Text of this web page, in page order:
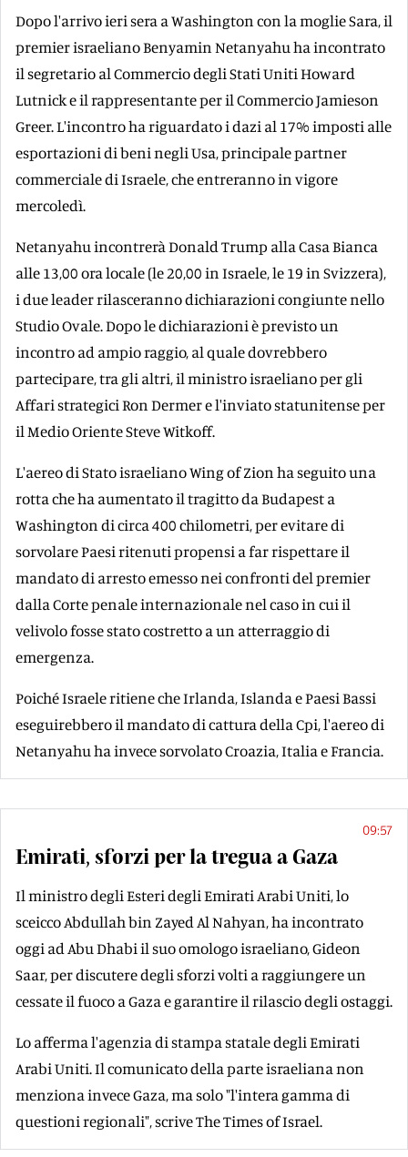
Dopo l'arrivo ieri sera a Washington con la moglie Sara, il
premier israeliano Benyamin Netanyahu ha incontrato
il segretario al Commercio degli Stati Uniti Howard
Lutnick e il rappresentante per il Commercio Jamieson
Greer. L'incontro ha riguardato i dazi al 17% imposti alle
esportazioni di beni negli Usa, principale partner
commerciale di Israele, che entreranno in vigore
mercoledì.
Netanyahu incontrerà Donald Trump alla Casa Bianca
alle 13,00 ora locale (le 20,00 in Israele, le 19 in Svizzera),
i due leader rilasceranno dichiarazioni congiunte nello
Studio Ovale. Dopo le dichiarazioni è previsto un
incontro ad ampio raggio, al quale dovrebbero
partecipare, tra gli altri, il ministro israeliano per gli
Affari strategici Ron Dermer e l'inviato statunitense per
il Medio Oriente Steve Witkoff.
L'aereo di Stato israeliano Wing of Zion ha seguito una
rotta che ha aumentato il tragitto da Budapest a
Washington di circa 400 chilometri, per evitare di
sorvolare Paesi ritenuti propensi a far rispettare il
mandato di arresto emesso nei confronti del premier
dalla Corte penale internazionale nel caso in cui il
velivolo fosse stato costretto a un atterraggio di
emergenza.
Poiché Israele ritiene che Irlanda, Islanda e Paesi Bassi
eseguirebbero il mandato di cattura della Cpi, l'aereo di
Netanyahu ha invece sorvolato Croazia, Italia e Francia.
09:57
Emirati, sforzi per la tregua a Gaza
Il ministro degli Esteri degli Emirati Arabi Uniti, lo
sceicco Abdullah bin Zayed Al Nahyan, ha incontrato
oggi ad Abu Dhabi il suo omologo israeliano, Gideon
Saar, per discutere degli sforzi volti a raggiungere un
cessate il fuoco a Gaza e garantire il rilascio degli ostaggi.
Lo afferma l'agenzia di stampa statale degli Emirati
Arabi Uniti. Il comunicato della parte israeliana non
menziona invece Gaza, ma solo "l'intera gamma di
questioni regionali", scrive The Times of Israel.